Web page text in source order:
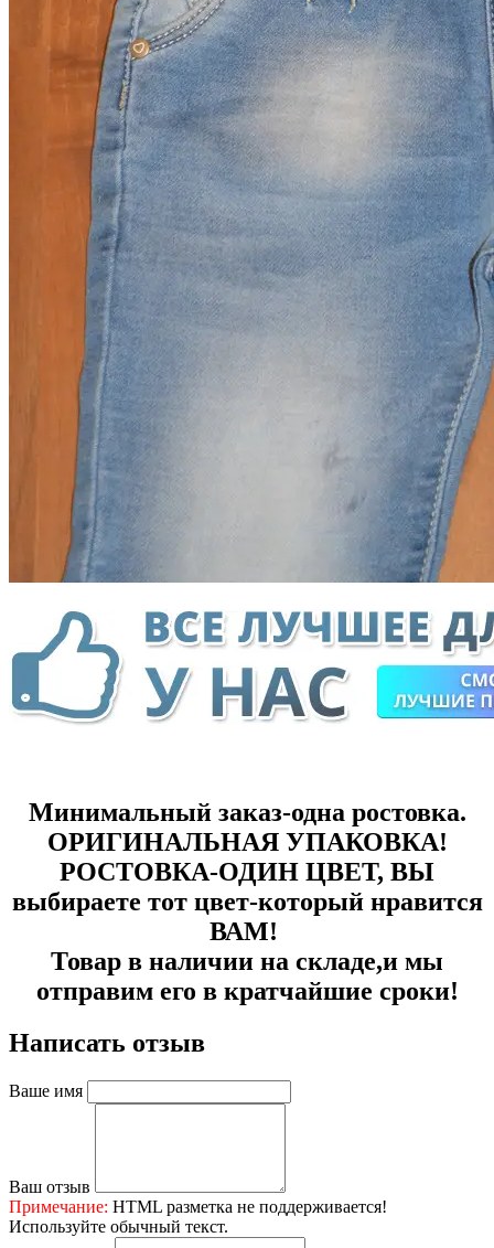
Минимальный заказ-одна ростовка.
ОРИГИНАЛЬНАЯ УПАКОВКА!
РОСТОВКА-ОДИН ЦВЕТ, ВЫ
выбираете тот цвет-который нравится
ВАМ!
Товар в наличии на складе,и мы
отправим его в кратчайшие сроки!
Написать отзыв
Ваше имя
Ваш отзыв
Примечание: HTML разметка не поддерживается!
Используйте обычный текст.